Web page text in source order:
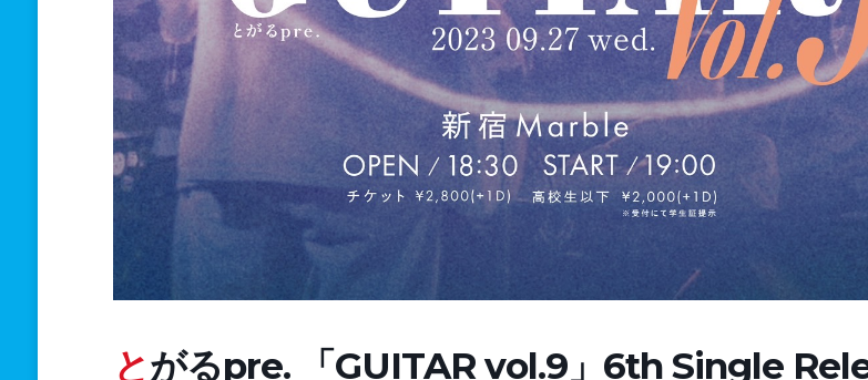
とがるpre. 「GUITAR vol.9」6th Single Release